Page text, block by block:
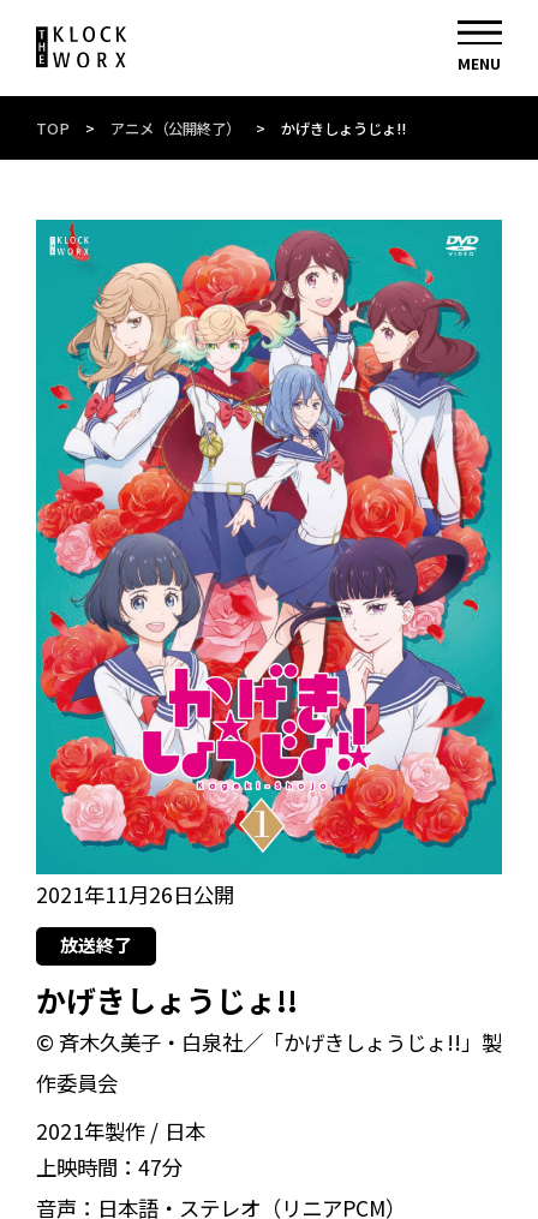
TOP > アニメ（公開終了） > かげきしょうじょ!!
2021年11月26日公開
放送終了
かげきしょうじょ!!
© 斉木久美子・白泉社／「かげきしょうじょ!!」製
作委員会
2021年製作
日本
上映時間： 47分
音声： 日本語・ステレオ（リニアPCM）